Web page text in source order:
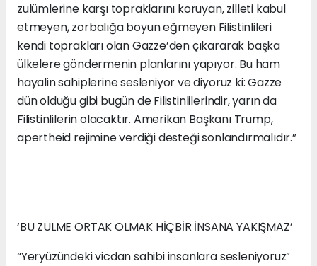
zulümlerine karşı topraklarını koruyan, zilleti kabul
etmeyen, zorbalığa boyun eğmeyen Filistinlileri
kendi toprakları olan Gazze’den çıkararak başka
ülkelere göndermenin planlarını yapıyor. Bu ham
hayalin sahiplerine sesleniyor ve diyoruz ki: Gazze
dün olduğu gibi bugün de Filistinlilerindir, yarın da
Filistinlilerin olacaktır. Amerikan Başkanı Trump,
apertheid rejimine verdiği desteği sonlandırmalıdır.”
‘BU ZULME ORTAK OLMAK HİÇBİR İNSANA YAKIŞMAZ’
“Yeryüzündeki vicdan sahibi insanlara sesleniyoruz”